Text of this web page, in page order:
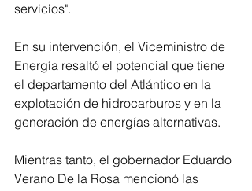
servicios".
En su intervención, el Viceministro de
Energía resaltó el potencial que tiene
el departamento del Atlántico en la
explotación de hidrocarburos y en la
generación de energías alternativas.
Mientras tanto, el gobernador Eduardo
Verano De la Rosa mencionó las